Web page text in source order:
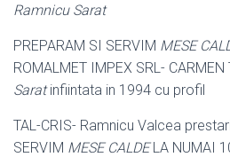
Ramnicu Sarat
PREPARAM SI SERVIM MESE
ROMALMET IMPEX SRL- CARMEN
Saratinfiintata in 1994 cu profil
TAL-CRIS- Ramnicu Valcea
SERVIM MESE CALDELA NUMAI